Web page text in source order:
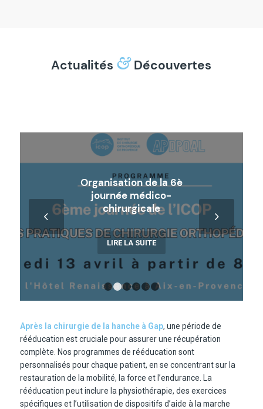
Actualités &Découvertes
Organisation de la 6è
journée médico-
chirurgicale
LIRE LA SUITE
Suivant
Après la chirurgie de la hanche à Gap, une période de
rééducation est cruciale pour assurer une récupération
complète. Nos programmes de rééducation sont
personnalisés pour chaque patient, en se concentrant sur la
restauration de la mobilité, la force et l’endurance. La
rééducation peut inclure la physiothérapie, des exercices
spécifiques et l’utilisation de dispositifs d’aide à la marche